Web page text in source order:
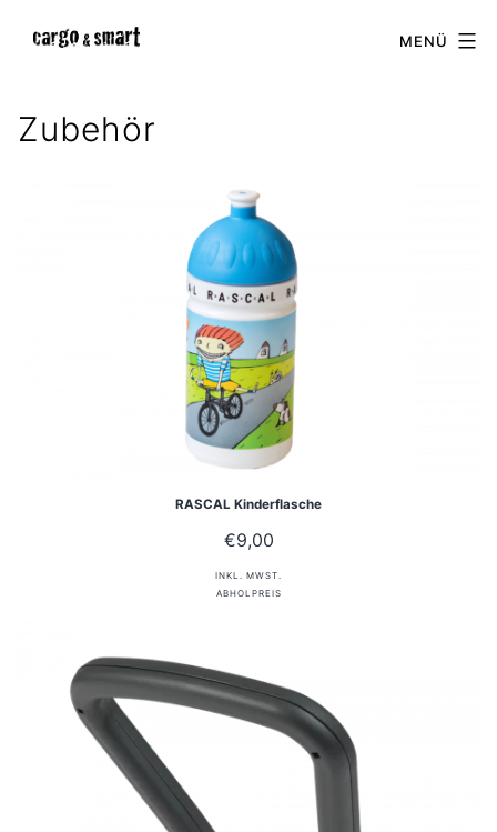
MENÜ
Zubehör
RASCAL Kinderflasche
€9,00
INKL. MWST.
ABHOLPREIS